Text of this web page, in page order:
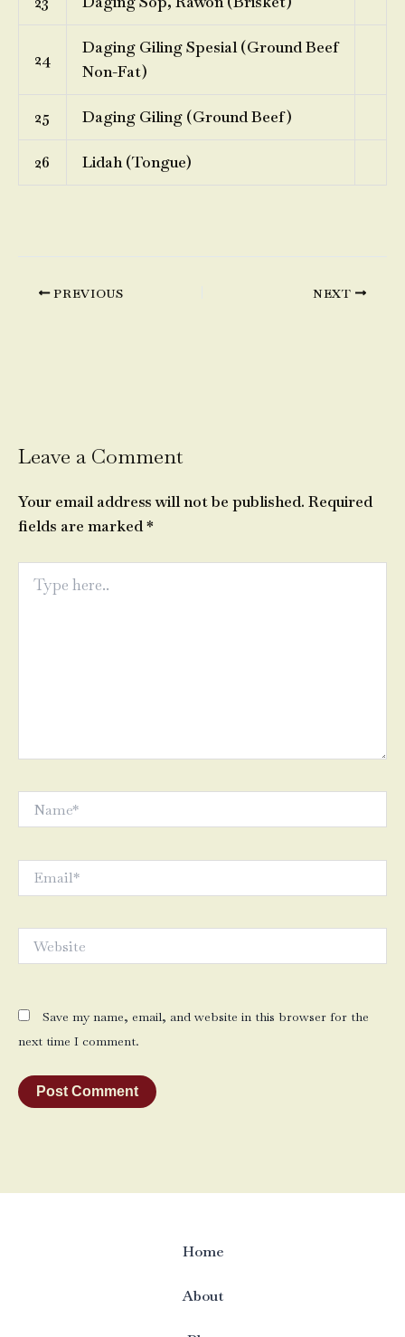
24
Daging Giling Spesial (Ground Beef
Non-Fat)
25 Daging Giling (Ground Beef)
26 Lidah (Tongue)
PREVIOUS NEXT
Leave a Comment
Your email address will not be published. Required
fields are marked*
here..
Save my name, email, and website in this browser for the
next time I comment.
Home
About